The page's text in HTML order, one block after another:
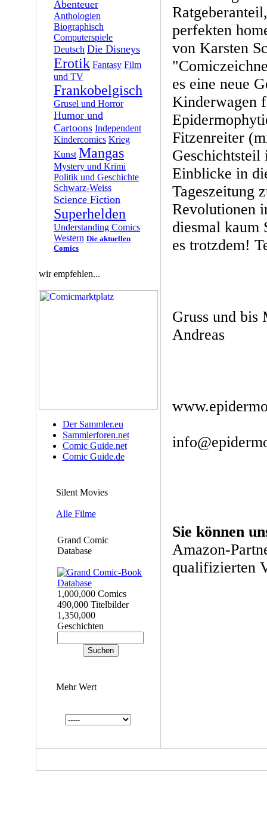
Abenteuer
Anthologien
Biographisch
Computerspiele
Deutsch Die Disneys
Erotik Fantasy Film
und TV
Frankobelgisch
Grusel und Horror
Humor und
Cartoons Independent
Kindercomics Krieg
Kunst Mangas
Mystery und Krimi
Politik und Geschichte
Schwarz-Weiss
Science Fiction
Superhelden
Understanding Comics
Western Die aktuellen
Comics
wir empfehlen...
Der Sammler.eu
Sammlerforen.net
Comic Guide.net
Comic Guide.de
Silent Movies
Alle Filme
Grand Comic
Database
1,000,000 Comics
490,000 Titelbilder
1,350,000
Geschichten
Mehr Wert
perfekten
von Karsten
es eine neue
Kinderwagen
Fitzenreiter
Einblicke in
Tageszeitung
Revolutionen
diesmal
es trotzdem!
Gruss und bis
Andreas
Sie können
Amazon-
qualifizierten